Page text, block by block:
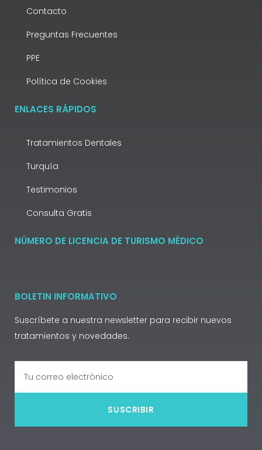
Contacto
Preguntas Frecuentes
PPE
Política de Cookies
ENLACES RÁPIDOS
Tratamientos Dentales
Turquía
Testimonios
Consulta Gratis
NÚMERO DE LICENCIA DE TURISMO MÉDICO
BOLETIN INFORMATIVO
Suscríbete a nuestra newsletter para recibir nuevos
tratamientos y novedades.
SUSCRIBIR